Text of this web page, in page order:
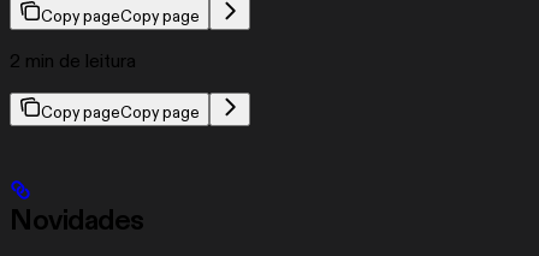
Copy pageCopy page
2 min de leitura
Copy pageCopy page
Novidades